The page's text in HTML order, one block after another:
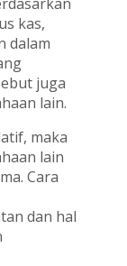
kas,
dalam
juga
lain.
maka
lain
Cara
dan hal